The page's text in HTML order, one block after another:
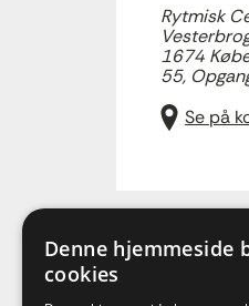
Rytmisk
1674
55,
Se på
Denne hjemmeside
cookies